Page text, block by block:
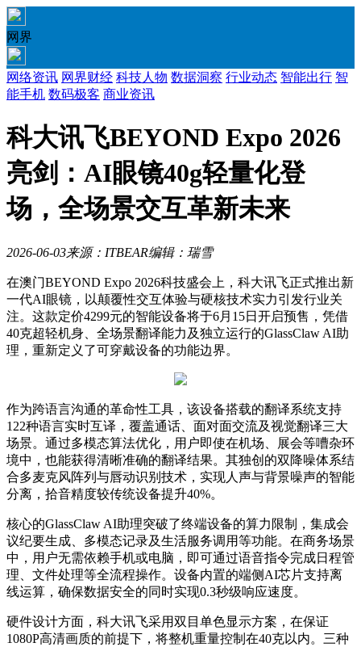
网界
网络资讯 网界财经 科技人物 数据洞察 行业动态 智能出行 智
能手机 数码极客 商业资讯
科大讯飞BEYOND Expo 2026
亮剑：AI眼镜40g轻量化登
场，全场景交互革新未来
2026-06-03来源：ITBEAR编辑：瑞雪
在澳门BEYOND Expo 2026科技盛会上，科大讯飞正式推出新
一代AI眼镜，以颠覆性交互体验与硬核技术实力引发行业关
注。这款定价4299元的智能设备将于6月15日开启预售，凭借
40克超轻机身、全场景翻译能力及独立运行的GlassClaw AI助
理，重新定义了可穿戴设备的功能边界。
作为跨语言沟通的革命性工具，该设备搭载的翻译系统支持
122种语言实时互译，覆盖通话、面对面交流及视觉翻译三大
场景。通过多模态算法优化，用户即使在机场、展会等嘈杂环
境中，也能获得清晰准确的翻译结果。其独创的双降噪体系结
合多麦克风阵列与唇动识别技术，实现人声与背景噪声的智能
分离，拾音精度较传统设备提升40%。
核心的GlassClaw AI助理突破了终端设备的算力限制，集成会
议纪要生成、多模态记录及生活服务调用等功能。在商务场景
中，用户无需依赖手机或电脑，即可通过语音指令完成日程管
理、文件处理等全流程操作。设备内置的端侧AI芯片支持离
线运算，确保数据安全的同时实现0.3秒级响应速度。
硬件设计方面，科大讯飞采用双目单色显示方案，在保证
1080P高清画质的前提下，将整机重量控制在40克以内。三种